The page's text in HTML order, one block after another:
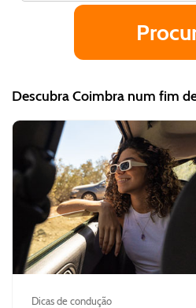
Descubra Coimbra num fim
Dicas de condução